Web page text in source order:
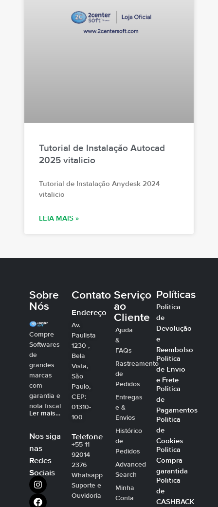
Tutorial de Instalação Autocad
2025 vitalicio
Tutorial de Instalação Anydesk 2024
vitalicio
LEIA MAIS »
Sobre
Nós
Compre
Softwares
de
grandes
marcas
com
garantia e
nota fiscal
Ler mais…
Nos siga
nas
Redes
Sociais
Contato
Endereço
Av.
Paulista
1230 ,
Bela
Vista,
São
Paulo,
CEP:
01310-
100
Telefone
+55 11
92014
2376
Whatsapp
Suporte e
Ouvidoria
Serviço
ao
Cliente
Ajuda
&
FAQs
Rastreamento
de
Pedidos
Entregas
e &
Envios
Histórico
de
Pedidos
Advanced
Search
Minha
Conta
Políticas
Politica
de
Devolução
e
Reembolso
Politica
de Envio
e Frete
Politica
de
Pagamentos
Politica
de
Cookies
Politica
Compra
garantida
Politica
de
CASHBACK